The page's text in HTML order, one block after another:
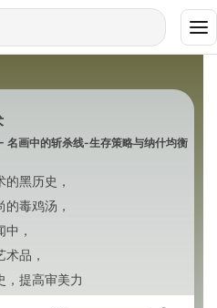
名画中的斩杀线-生存策略与纳什均衡
黑历史，
毒鸡汤，
，
品，
，提高审美力